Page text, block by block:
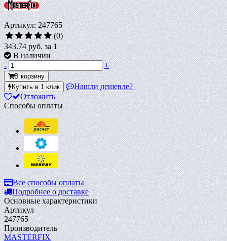
Артикул: 247765
(0)
343.74 руб.за 1
В наличии
-
+
В корзину
Купить в 1 клик
Нашли дешевле?
Отложить
Способы оплаты
Все способы оплаты
Подробнее о доставке
Основные характеристики
Артикул
247765
Производитель
MASTERFIX